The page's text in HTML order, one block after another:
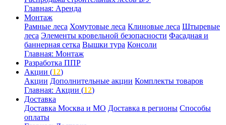
Главная: Аренда
Монтаж
Рамные леса Хомутовые леса Клиновые леса Штыревые
леса Элементы кровельной безопасности Фасадная и
баннерная сетка Вышки тура Консоли
Главная: Монтаж
Разработка ППР
Акции (12)
Акции Дополнительные акции Комплекты товаров
Главная: Акции (12)
Доставка
Доставка Москва и МО Доставка в регионы Способы
оплаты